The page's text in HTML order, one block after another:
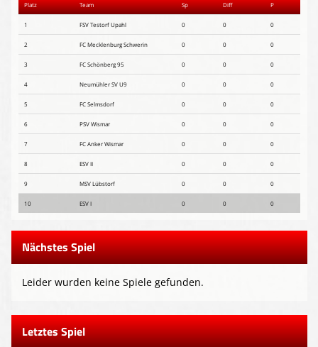
Platz Team Sp Diff P
1 FSV Testorf Upahl 0 0 0
2 FC Mecklenburg Schwerin 0 0 0
3 FC Schönberg 95 0 0 0
4 Neumühler SV U9 0 0 0
5 FC Selmsdorf 0 0 0
6 PSV Wismar 0 0 0
7 FC Anker Wismar 0 0 0
8 ESV II 0 0 0
9 MSV Lübstorf 0 0 0
10 ESV I 0 0 0
Nächstes Spiel
Leider wurden keine Spiele gefunden.
Letztes Spiel